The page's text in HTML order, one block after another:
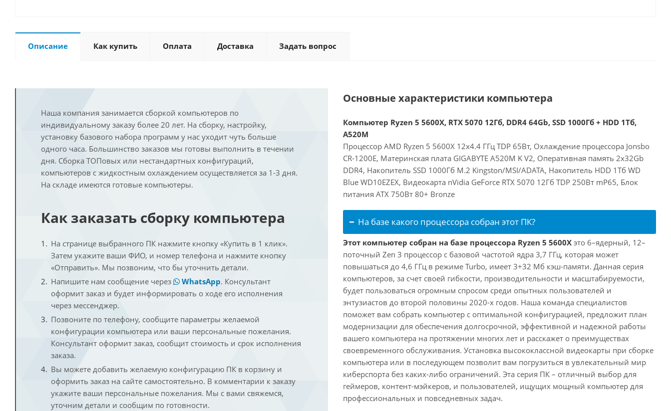
Описание Как купить Оплата Доставка Задать вопрос
Наша компания занимается сборкой компьютеров по
индивидуальному заказу более 20 лет. На сборку, настройку,
установку базового набора программ у нас уходит чуть больше
одного часа. Большинство заказов мы готовы выполнить в течении
дня. Сборка ТОПовых или нестандартных конфигураций,
компьютеров с жидкостным охлаждением осуществляется за 1-3 дня.
На складе имеются готовые компьютеры.
Как заказать сборку компьютера
На странице выбранного ПК нажмите кнопку «Купить в 1 клик».
Затем укажите ваши ФИО, и номер телефона и нажмите кнопку
«Отправить». Мы позвоним, что бы уточнить детали.
Напишите нам сообщение через
WhatsApp. Консультант
оформит заказ и будет информировать о ходе его исполнения
через мессенджер.
Позвоните по телефону, сообщите параметры желаемой
конфигурации компьютера или ваши персональные пожелания.
Консультант оформит заказ, сообщит стоимость и срок исполнения
заказа.
Вы можете добавить желаемую конфигурацию ПК в корзину и
оформить заказ на сайте самостоятельно. В комментарии к заказу
укажите ваши персональные пожелания. Мы с вами свяжемся,
уточним детали и сообщим по готовности.
Основные характеристики компьютера
Компьютер Ryzen 5 5600X, RTX 5070 12Гб, DDR4 64Gb, SSD 1000Гб + HDD 1Тб,
A520M
Процессор AMD Ryzen 5 5600X 12x4.4 ГГц TDP 65Вт, Охлаждение процессора Jonsbo
CR-1200E, Материнская плата GIGABYTE A520M K V2, Оперативная память 2x32Gb
DDR4, Накопитель SSD 1000Гб M.2 Kingston/MSI/ADATA, Накопитель HDD 1Тб WD
Blue WD10EZEX, Видеокарта nVidia GeForce RTX 5070 12Гб TDP 250Вт mP65, Блок
питания ATX 750Вт 80+ Bronze
На базе какого процессора собран этот ПК?
Этот компьютер собран на базе процессора Ryzen 5 5600X это 6–ядерный, 12–
поточный Zen 3 процессор с базовой частотой ядра 3,7 ГГц, которая может
повышаться до 4,6 ГГц в режиме Turbo, имеет 3+32 Мб кэш-памяти. Данная серия
компьютеров, за счет своей гибкости, производительности и масштабируемости,
будет пользоваться огромным спросом среди опытных пользователей и
энтузиастов до второй половины 2020-х годов. Наша команда специалистов
поможет вам собрать компьютер с оптимальной конфигурацией, предложит план
модернизации для обеспечения долгосрочной, эффективной и надежной работы
вашего компьютера на протяжении многих лет и расскажет о преимуществах
своевременного обслуживания. Установка высококлассной видеокарты при сборке
компьютера или в последующем позволит вам погрузиться в увлекательный мир
киберспорта без каких-либо ограничений. Эта серия ПК – отличный выбор для
геймеров, контент-мэйкеров, и пользователей, ищущих мощный компьютер для
профессиональных и повседневных задач.